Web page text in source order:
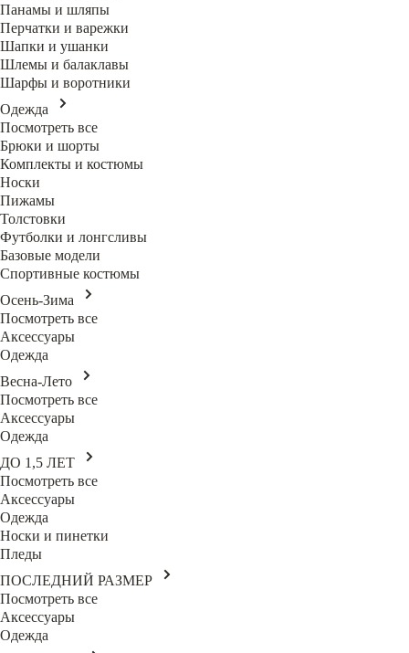
Панамы и шляпы
Перчатки и варежки
Шапки и ушанки
Шлемы и балаклавы
Шарфы и воротники
Одежда
Посмотреть все
Брюки и шорты
Комплекты и костюмы
Носки
Пижамы
Толстовки
Футболки и лонгсливы
Базовые модели
Спортивные костюмы
Осень-Зима
Посмотреть все
Аксессуары
Одежда
Весна-Лето
Посмотреть все
Аксессуары
Одежда
ДО 1,5 ЛЕТ
Посмотреть все
Аксессуары
Одежда
Носки и пинетки
Пледы
ПОСЛЕДНИЙ РАЗМЕР
Посмотреть все
Аксессуары
Одежда